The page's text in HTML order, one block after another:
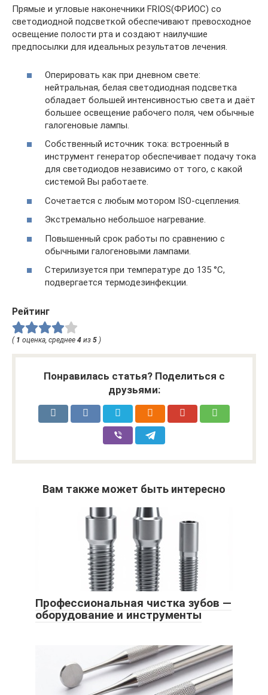
Прямые и угловые наконечники FRIOS(ФРИОС) со
светодиодной подсветкой обеспечивают превосходное
освещение полости рта и создают наилучшие
предпосылки для идеальных результатов лечения.
Оперировать как при дневном свете:
нейтральная, белая светодиодная подсветка
обладает большей интенсивностью света и даёт
большее освещение рабочего поля, чем обычные
галогеновые лампы.
Собственный источник тока: встроенный в
инструмент генератор обеспечивает подачу тока
для светодиодов независимо от того, с какой
системой Вы работаете.
Сочетается с любым мотором ISO-сцепления.
Экстремально небольшое нагревание.
Повышенный срок работы по сравнению с
обычными галогеновыми лампами.
Стерилизуется при температуре до 135 °C,
подвергается термодезинфекции.
Рейтинг
( 1 оценка, среднее 4 из 5 )
Понравилась статья? Поделиться с
друзьями:
Вам также может быть интересно
Профессиональная чистка зубов —
оборудование и инструменты